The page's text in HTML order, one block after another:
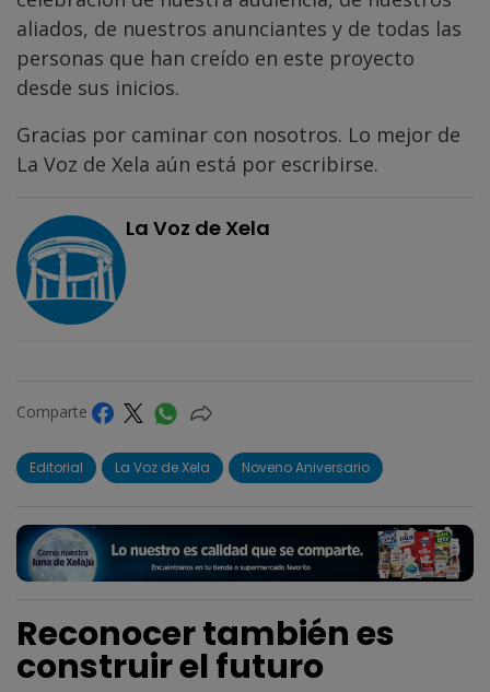
aliados, de nuestros anunciantes y de todas las
personas que han creído en este proyecto
desde sus inicios.
Gracias por caminar con nosotros. Lo mejor de
La Voz de Xela aún está por escribirse.
La Voz de Xela
Comparte
Editorial La Voz de Xela Noveno Aniversario
Reconocer también es
construir el futuro